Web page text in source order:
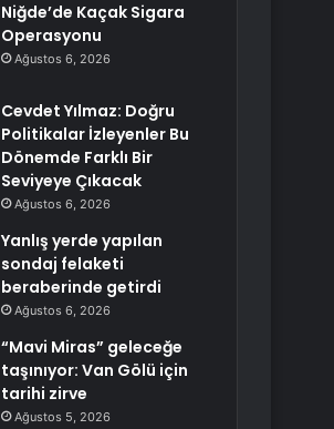
Niğde’de Kaçak Sigara
Operasyonu
Ağustos 6, 2026
Cevdet Yılmaz: Doğru
Politikalar İzleyenler Bu
Dönemde Farklı Bir
Seviyeye Çıkacak
Ağustos 6, 2026
Yanlış yerde yapılan
sondaj felaketi
beraberinde getirdi
Ağustos 6, 2026
“Mavi Miras” geleceğe
taşınıyor: Van Gölü için
tarihi zirve
Ağustos 5, 2026